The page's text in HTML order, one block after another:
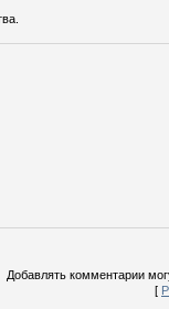
Добавлять комментарии
[